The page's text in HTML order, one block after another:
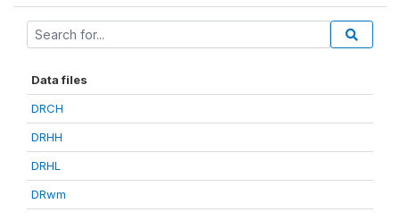
Data files
DRCH
DRHH
DRHL
DRwm